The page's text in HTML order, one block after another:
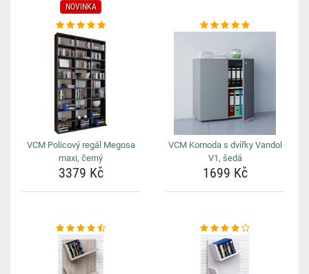
NOVINKA
VCM Policový regál Megosa
maxi, černý
3379 Kč
VCM Komoda s dvířky Vandol
V1, šedá
1699 Kč